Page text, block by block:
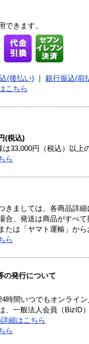
できます。
(後払い) 銀行振込(前
こちら
(税込)
33,000円（税込）以上
ら
きましては、各商品詳
合、発送は商品がすべて
たは「ヤマト運輸」から
ら
の発行について
時間いつでもオンライ
一般法人会員（BizID
細はこちら
ら